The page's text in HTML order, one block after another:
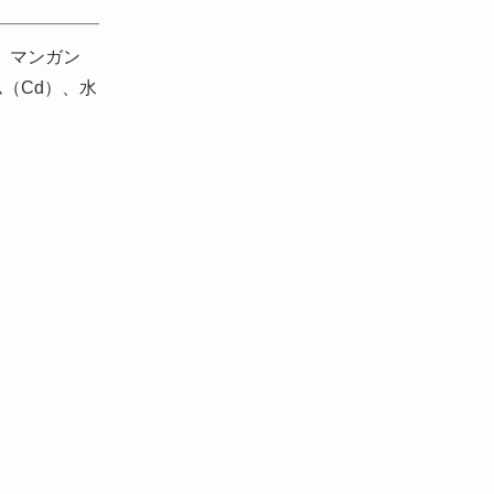
マンガン
Cd）、水